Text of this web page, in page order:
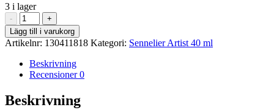
3 i lager
-
Phthalo
green
cool
818
-
Sennelier
Artist
40
ml
+
Lägg till i varukorg
Artikelnr: 130411818 Kategori: Sennelier Artist 40 ml
Beskrivning
Recensioner0
Beskrivning